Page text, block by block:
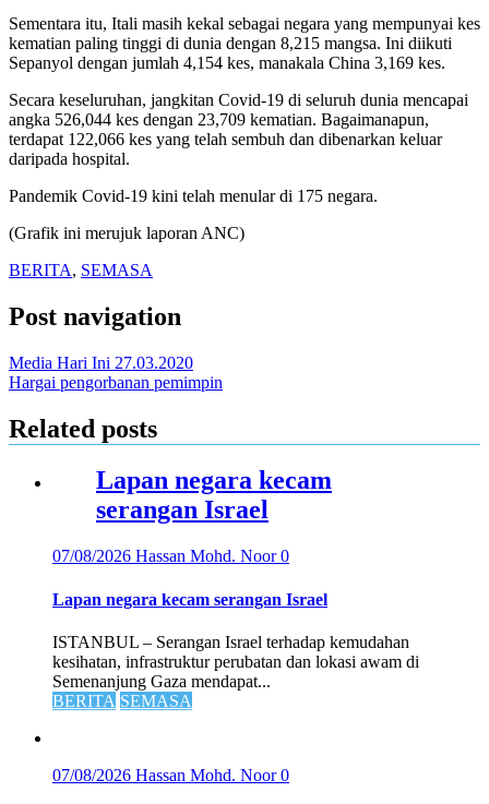
Sementara itu, Itali masih kekal sebagai negara yang mempunyai kes
kematian paling tinggi di dunia dengan 8,215 mangsa. Ini diikuti
Sepanyol dengan jumlah 4,154 kes, manakala China 3,169 kes.
Secara keseluruhan, jangkitan Covid-19 di seluruh dunia mencapai
angka 526,044 kes dengan 23,709 kematian. Bagaimanapun,
terdapat 122,066 kes yang telah sembuh dan dibenarkan keluar
daripada hospital.
Pandemik Covid-19 kini telah menular di 175 negara.
(Grafik ini merujuk laporan ANC)
BERITA, SEMASA
Post navigation
Media Hari Ini 27.03.2020
Hargai pengorbanan pemimpin
Related posts
Lapan negara kecam
serangan Israel
07/08/2026 Hassan Mohd. Noor0
Lapan negara kecam serangan Israel
ISTANBUL – Serangan Israel terhadap kemudahan
kesihatan, infrastruktur perubatan dan lokasi awam di
Semenanjung Gaza mendapat...
BERITA SEMASA
07/08/2026 Hassan Mohd. Noor0